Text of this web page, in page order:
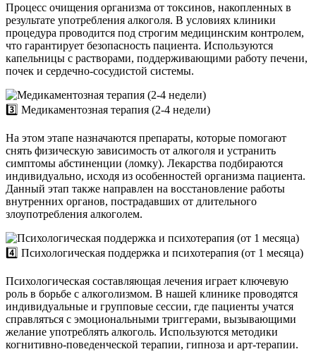
Процесс очищения организма от токсинов, накопленных в
результате употребления алкоголя. В условиях клиники
процедура проводится под строгим медицинским контролем,
что гарантирует безопасность пациента. Используются
капельницы с растворами, поддерживающими работу печени,
почек и сердечно-сосудистой системы.
3️⃣ Медикаментозная терапия (2-4 недели)
На этом этапе назначаются препараты, которые помогают
снять физическую зависимость от алкоголя и устранить
симптомы абстиненции (ломку). Лекарства подбираются
индивидуально, исходя из особенностей организма пациента.
Данный этап также направлен на восстановление работы
внутренних органов, пострадавших от длительного
злоупотребления алкоголем.
4️⃣ Психологическая поддержка и психотерапия (от 1 месяца)
Психологическая составляющая лечения играет ключевую
роль в борьбе с алкоголизмом. В нашей клинике проводятся
индивидуальные и групповые сессии, где пациенты учатся
справляться с эмоциональными триггерами, вызывающими
желание употреблять алкоголь. Используются методики
когнитивно-поведенческой терапии, гипноза и арт-терапии.